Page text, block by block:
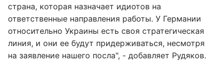
страна, которая назначает идиотов на
ответственные направления работы. У Германии
относительно Украины есть своя стратегическая
линия, и они ее будут придерживаться, несмотря
на заявление нашего посла", - добавляет Рудяков.